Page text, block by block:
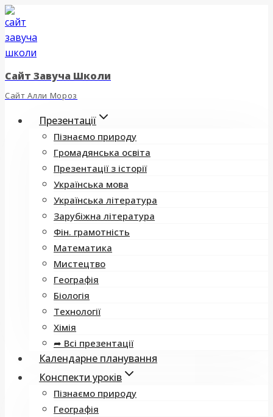
Перейти
до
вмісту
Сайт Завуча Школи
Сайт Алли Мороз
Презентації
Пізнаємо природу
Громадянська освіта
Презентації з історії
Українська мова
Українська література
Зарубіжна література
Фін. грамотність
Математика
Мистецтво
Географія
Біологія
Технології
Хімія
➦ Всі презентації
Календарне планування
Конспекти уроків
Пізнаємо природу
Географія